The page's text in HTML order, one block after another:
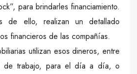
para brindarles financiamiento.
de ello, realizan un detallado
financieros de las compañías.
utilizan esos dineros, entre
de trabajo, para el día a día, o